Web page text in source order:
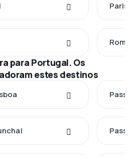
Paris
Roma
para Portugal. Os
estes destinos